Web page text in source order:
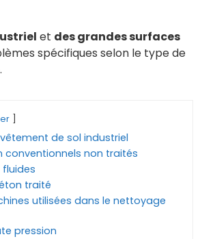
et des grandes surfaces
spécifiques selon le type de
de sol industriel
conventionnels non traités
traité
utilisées dans le nettoyage
pression